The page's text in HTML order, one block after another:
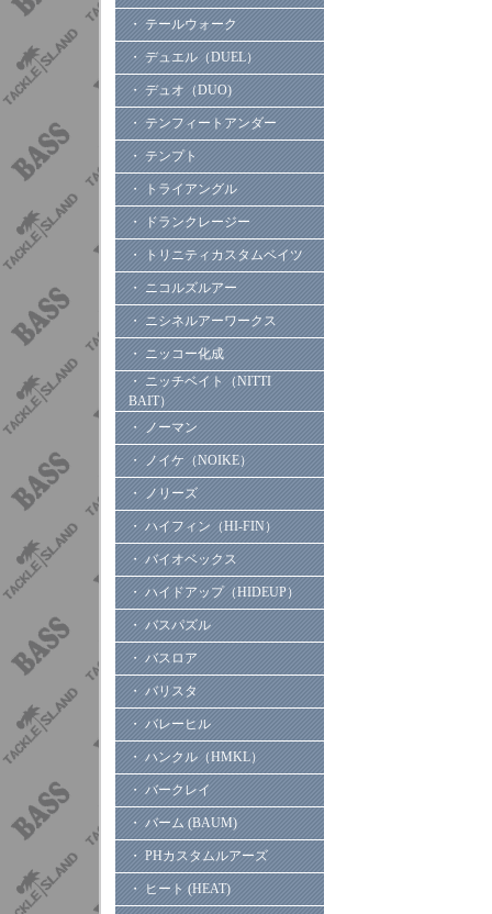
・ テールウォーク
・ デュエル（DUEL）
・ デュオ（DUO)
・ テンフィートアンダー
・ テンプト
・ トライアングル
・ ドランクレージー
・ トリニティカスタムベイツ
・ ニコルズルアー
・ ニシネルアーワークス
・ ニッコー化成
・ ニッチベイト（NITTI
BAIT）
・ ノーマン
・ ノイケ（NOIKE）
・ ノリーズ
・ ハイフィン（HI-FIN）
・ バイオベックス
・ ハイドアップ（HIDEUP）
・ バスパズル
・ バスロア
・ バリスタ
・ バレーヒル
・ ハンクル（HMKL）
・ バークレイ
・ バーム (BAUM)
・ PHカスタムルアーズ
・ ヒート (HEAT)